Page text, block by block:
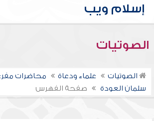
الصوتيات
الصوتيات علماء ودعاة
محاضرات
سلمان العودة
صفحة الفهرس